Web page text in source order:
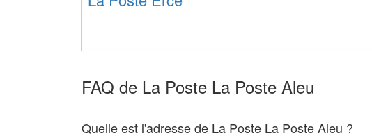
FAQ de La Poste La Poste Aleu
Quelle est l'adresse de La Poste La Poste Aleu ?